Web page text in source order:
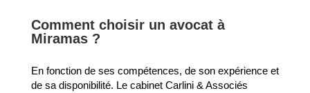
Comment choisir un avocat à
Miramas ?
En fonction de ses compétences, de son expérience et
de sa disponibilité. Le cabinet Carlini & Associés